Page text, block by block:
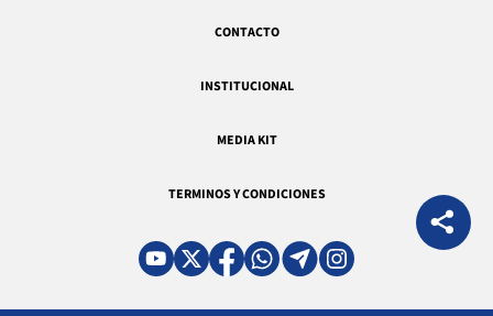
CONTACTO
INSTITUCIONAL
MEDIA KIT
TERMINOS Y CONDICIONES